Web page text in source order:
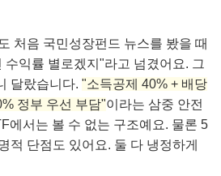
처음 국민성장펀드 뉴스를 봤을 때
익률 별로겠지"라고 넘겼어요. 그
달랐습니다. "소득공제 40% + 배당
정부 우선 부담"이라는 삼중 안전
에서는 볼 수 없는 구조예요. 물론 5
적 단점도 있어요. 둘 다 냉정하게